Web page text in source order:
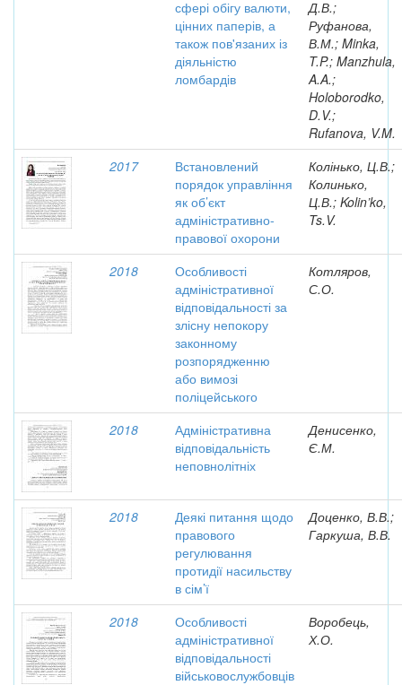
сфері обігу валюти,
цінних паперів, а
також пов'язаних із
діяльністю
ломбардів
Д.В.;
Руфанова,
В.М.; Minka,
T.P.; Manzhula,
A.A.;
Holoborodko,
D.V.;
Rufanova, V.M.
2017
Встановлений
порядок управління
як об’єкт
адміністративно-
правової охорони
Колінько, Ц.В.;
Колинько,
Ц.В.; Kolin’ko,
Ts.V.
2018
Особливості
адміністративної
відповідальності за
злісну непокору
законному
розпорядженню
або вимозі
поліцейського
Котляров,
С.О.
2018
Адміністративна
відповідальність
неповнолітніх
Денисенко,
Є.М.
2018
Деякі питання щодо
правового
регулювання
протидії насильству
в сім’ї
Доценко, В.В.;
Гаркуша, В.В.
2018
Особливості
адміністративної
відповідальності
військовослужбовців
Воробець,
Х.О.